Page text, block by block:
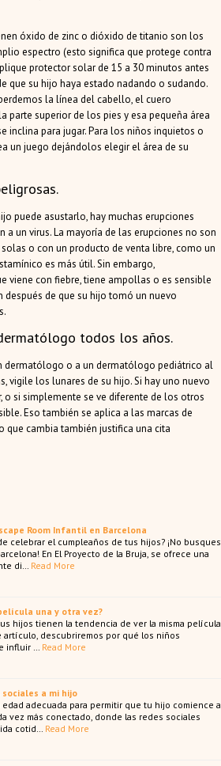
óxido de zinc o dióxido de titanio son los
espectro (esto significa que protege contra
protector solar de 15 a 30 minutos antes
que su hijo haya estado nadando o sudando.
la línea del cabello, el cuero
superior de los pies y esa pequeña área
inclina para jugar. Para los niños inquietos o
un juego dejándolos elegir el área de su
puede asustarlo, hay muchas erupciones
un virus. La mayoría de las erupciones no son
o con un producto de venta libre, como un
es más útil. Sin embargo,
viene con fiebre, tiene ampollas o es sensible
de que su hijo tomó un nuevo
todos los años.
dermatólogo o a un dermatólogo pediátrico al
vigile los lunares de su hijo. Si hay uno nuevo
si simplemente se ve diferente de los otros
Eso también se aplica a las marcas de
que cambia también justifica una cita
Room Infantil en Barcelona
celebrar el cumpleaños de tus hijos? ¡No busques
En El Proyecto de la Bruja, se ofrece una
di…
Read More
una y otra vez?
hijos tienen la tendencia de ver la misma película
artículo, descubriremos por qué los niños
influir …
Read More
a mi hijo
adecuada para permitir que tu hijo comience a
vez más conectado, donde las redes sociales
cotid…
Read More